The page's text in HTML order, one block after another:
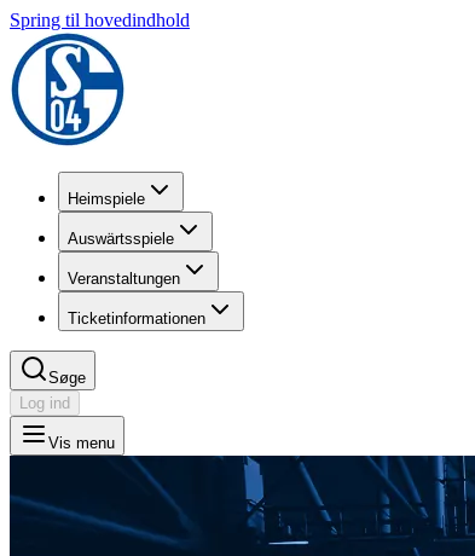
Spring til hovedindhold
Heimspiele
Auswärtsspiele
Veranstaltungen
Ticketinformationen
Søge
Log ind
Vis menu